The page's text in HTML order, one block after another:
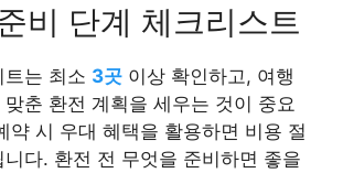
비 단계 체크리스트
는 최소 3곳 이상 확인하고, 여행
춘 환전 계획을 세우는 것이 중요
약 시 우대 혜택을 활용하면 비용 절
다. 환전 전 무엇을 준비하면 좋을